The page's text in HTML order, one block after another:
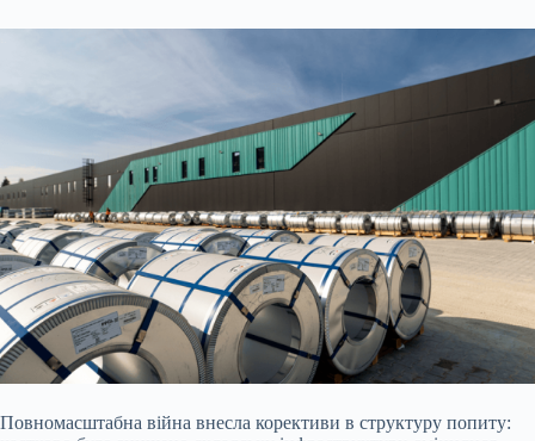
Повномасштабна війна внесла корективи в структуру попиту: